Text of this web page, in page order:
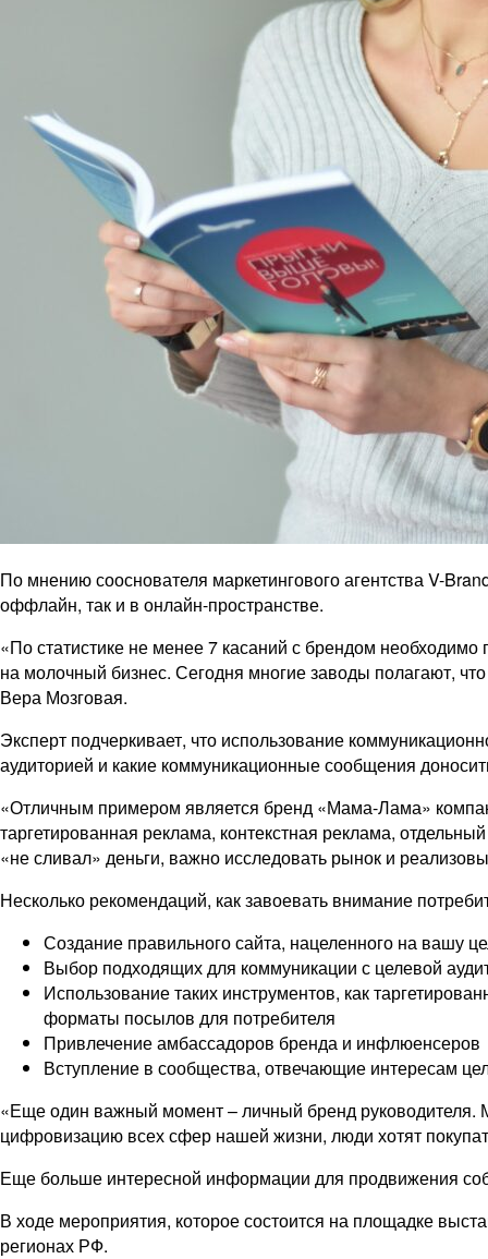
По мнению сооснователя маркетингового агентства V-
оффлайн, так и в онлайн-пространстве.
«По статистике не менее 7 касаний с брендом
на молочный бизнес. Сегодня многие заводы полагают,
Вера Мозговая.
Эксперт подчеркивает, что использование
аудиторией и какие коммуникационные сообщения
«Отличным примером является бренд «Мама-Лама»
таргетированная реклама, контекстная реклама,
«не сливал» деньги, важно исследовать рынок и
Несколько рекомендаций, как завоевать внимание
Создание правильного сайта, нацеленного на вашу
Выбор подходящих для коммуникации с целевой
Использование таких инструментов, как
форматы посылов для потребителя
Привлечение амбассадоров бренда и инфлюенсеров
Вступление в сообщества, отвечающие интересам
«Еще один важный момент – личный бренд руководителя.
цифровизацию всех сфер нашей жизни, люди хотят
Еще больше интересной информации для продвижения
В ходе мероприятия, которое состоится на площадке
регионах РФ.